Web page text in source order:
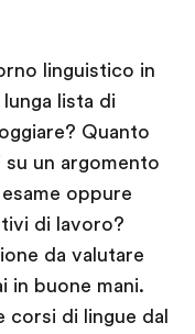
linguistico in
lista di
Quanto
un argomento
oppure
di lavoro?
da valutare
in buone mani.
corsi di lingue dal